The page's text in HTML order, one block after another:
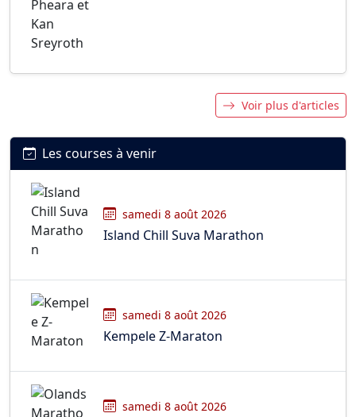
Voir plus d'articles
Les courses à venir
samedi 8 août 2026
Island Chill Suva Marathon
samedi 8 août 2026
Kempele Z-Maraton
samedi 8 août 2026